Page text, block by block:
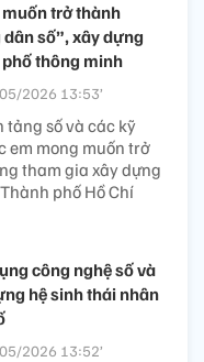
trở thành
dân số”, xây dựng
thông minh
2026 13:53’
tảng số và các kỹ
em mong muốn trở
tham gia xây dựng
phố Hồ Chí
công nghệ số và
hệ sinh thái nhân
2026 13:52’